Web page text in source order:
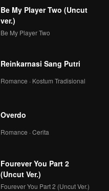
Be My Player Two (Uncut
ver.)
Be My Player Two
Reinkarnasi Sang Putri
Romance · Kostum Tradisional
Overdo
Romance · Cerita
Fourever You Part 2
(Uncut Ver.)
Fourever You Part 2 (Uncut Ver.)